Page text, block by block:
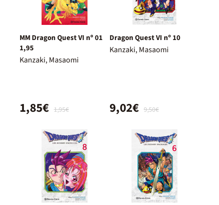
MM Dragon Quest VI nº 01
1,95
Kanzaki, Masaomi
1,95€
1,85€
Dragon Quest VI nº 10
Kanzaki, Masaomi
9,50€
9,02€